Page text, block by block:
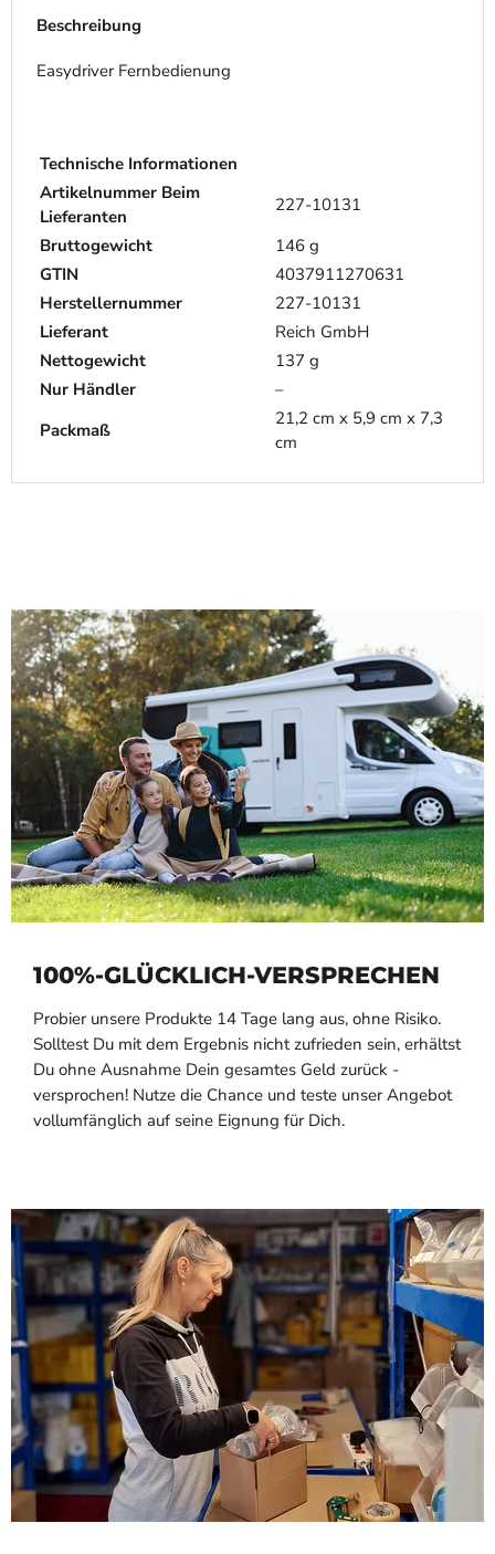
Beschreibung
Easydriver Fernbedienung
Technische Informationen
Artikelnummer Beim
Lieferanten
227-10131
Bruttogewicht
146 g
GTIN
4037911270631
Herstellernummer
227-10131
Lieferant
Reich GmbH
Nettogewicht
137 g
Nur Händler
–
Packmaß
21,2 cm x 5,9 cm x 7,3
cm
100%-GLÜCKLICH-VERSPRECHEN
Probier unsere Produkte 14 Tage lang aus, ohne Risiko.
Solltest Du mit dem Ergebnis nicht zufrieden sein, erhältst
Du ohne Ausnahme Dein gesamtes Geld zurück -
versprochen! Nutze die Chance und teste unser Angebot
vollumfänglich auf seine Eignung für Dich.